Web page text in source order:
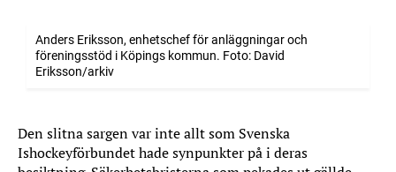
Anders Eriksson, enhetschef för anläggningar och
föreningsstöd i Köpings kommun. Foto: David
Eriksson/arkiv
Den slitna sargen var inte allt som Svenska
Ishockeyförbundet hade synpunkter på i deras